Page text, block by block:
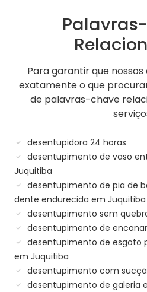
Para garantir que
exatamente o que
de palavras-chave
desentupidora 24 horas
desentupimento de vaso
Juquitiba
desentupimento de pia de
dente endurecida em Juquitiba
desentupimento sem
desentupimento de
desentupimento de esgoto
em Juquitiba
desentupimento com
desentupimento de galeria